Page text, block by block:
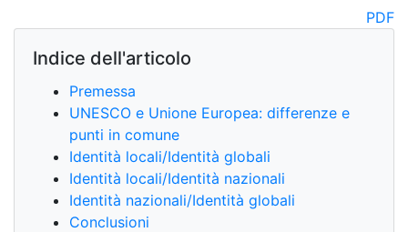
PDF
Indice dell'articolo
Premessa
UNESCO e Unione Europea: differenze e
punti in comune
Identità locali/Identità globali
Identità locali/Identità nazionali
Identità nazionali/Identità globali
Conclusioni